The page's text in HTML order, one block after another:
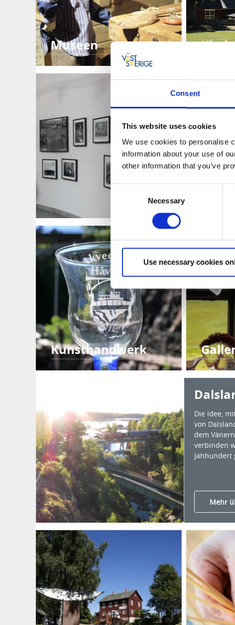
Consent
This website uses cookies
We use cookies to personalise
information about your use of
other information that you’ve
Consent
Necessary
Use necessary cookies
Museen
Events
Das ganze
kulturellen
Kunsthandwerk
Die Idee,
von
dem
verbinden
Jahhundert
Mehr